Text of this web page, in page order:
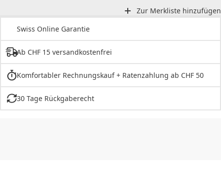
Zur Merkliste hinzufügen
Swiss Online Garantie
Ab CHF 15 versandkostenfrei
Komfortabler Rechnungskauf + Ratenzahlung ab CHF 50
30 Tage Rückgaberecht